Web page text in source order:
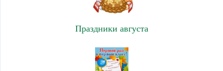
Праздники августа